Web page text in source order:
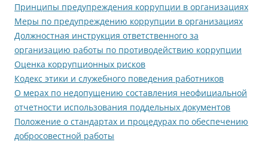
Принципы предупреждения коррупции в организациях
Меры по предупреждению коррупции в организациях
Должностная инструкция ответственного за
организацию работы по противодействию коррупции
Оценка коррупционных рисков
Кодекс этики и служебного поведения работников
О мерах по недопущению составления неофициальной
отчетности использования поддельных документов
Положение о стандартах и процедурах по обеспечению
добросовестной работы